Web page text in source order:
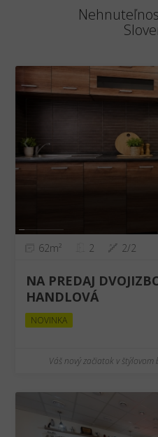
❮
62m² 2 2/2
NA PREDAJ
HANDLOVÁ
NOVINKA
Váš nový začiatok v